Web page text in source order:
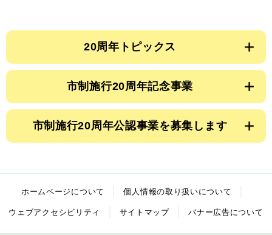
20周年トピックス
市制施行20周年記念事業
市制施行20周年公認事業を募集します
ホームページについて 個人情報の取り扱いについて
ウェブアクセシビリティ サイトマップ バナー広告について